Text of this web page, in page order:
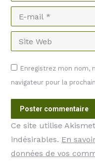
E-mail *
Site Web
Enregistrez mon nom,
navigateur pour la
Poster commentaire
Ce site utilise
indésirables. En
données de vos